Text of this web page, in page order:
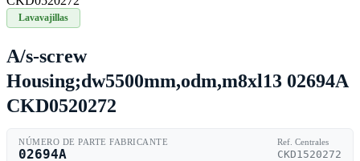
Lavavajillas
A/s-screw
Housing;dw5500mm,odm,m8xl13 02694A
CKD0520272
NÚMERO DE PARTE FABRICANTE
02694A
Ref. Centrales
CKD1520272